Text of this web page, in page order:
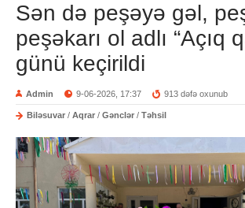
Sən də peşəyə gəl,
peşəkarı ol adlı “Açıq
günü keçirildi
Admin 9-06-2026, 17:37 913 dəfə oxunub
Biləsuvar / Aqrar / Gənclər / Təhsil